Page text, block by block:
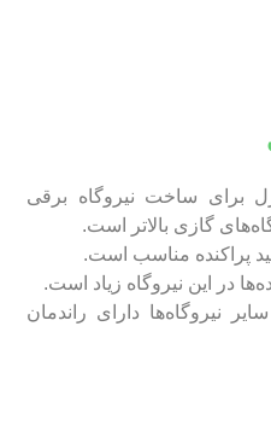
برای ساخت نیروگاه برقی
گازی بالاتر است.
پراکنده مناسب است.
در این نیروگاه زیاد است.
نیروگاه‌ها دارای راندمان